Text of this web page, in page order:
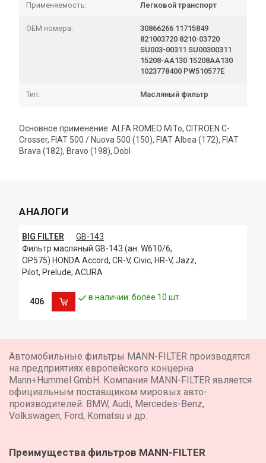
Применяемость: Легковой транспорт
OEM номера:
30866266 11715849
821003720 8210-03720
SU003-00311 SU00300311
15208-AA130 15208AA130
1023778400 PW510577E
Тип: Масляный фильтр
Основное применение: ALFA ROMEO MiTo, CITROEN C-
Crosser, FIAT 500 / Nuova 500 (150), FIAT Albea (172), FIAT
Brava (182), Bravo (198), Dobl
АНАЛОГИ
BIG FILTER
GB-143
Фильтр масляный GB-143 (ан. W610/6,
OP575) HONDA Accord, CR-V, Civic, HR-V, Jazz,
Pilot, Prelude; ACURA
406 в наличии: более 10 шт.
Автомобильные фильтры MANN-FILTER производятся
на предприятиях европейского концерна
Mann+Hummel GmbH. Компания MANN-FILTER является
официальным поставщиком мировых авто-
производителей: BMW, Audi, Mercedes-Benz,
Volkswagen, Ford, Komatsu и др.
Преимущества фильтров MANN-FILTER